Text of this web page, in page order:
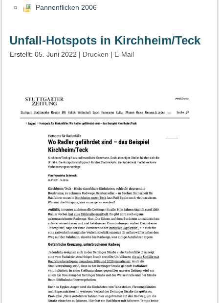
Pannenflicken 2006
Unfall-Hotspots in Kirchheim/Teck
Erstellt: 05. Juni 2022 | Drucken | E-Mail